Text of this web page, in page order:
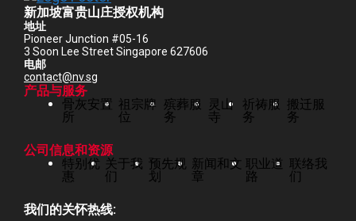
新加坡富贵山庄授权机构
地址
Pioneer Junction #05-16
3 Soon Lee Street Singapore 627606
电邮
contact@nv.sg
产品与服务
骨灰安置
所
祖宗牌
位
殡葬服
务
灵山
寺
祈祷服
务
搬迁服
务
公司信息和资源
特别优
惠
关于我
们
预先规
划
新闻和文
章
职业道
路
联络我
们
我们的关怀热线: